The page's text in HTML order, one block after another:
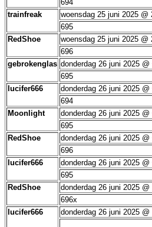
694
trainfreak
woensdag 25 juni 2025 @
695
RedShoe
woensdag 25 juni 2025 @
696
gebrokenglas donderdag 26 juni 2025 @
695
lucifer666
donderdag 26 juni 2025 @
694
Moonlight
donderdag 26 juni 2025 @
695
RedShoe
donderdag 26 juni 2025 @
696
lucifer666
donderdag 26 juni 2025 @
695
RedShoe
donderdag 26 juni 2025 @
696x
lucifer666
donderdag 26 juni 2025 @